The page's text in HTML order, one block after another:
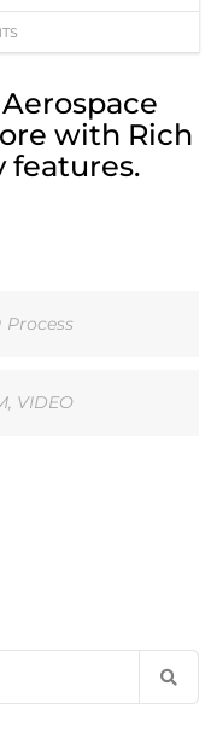
with Rich
features.
Process
, VIDEO